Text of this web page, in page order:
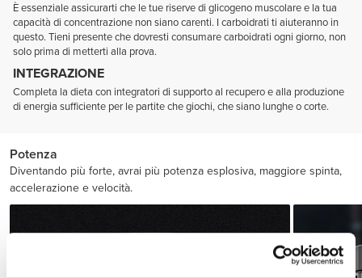
È essenziale assicurarti che le tue riserve di glicogeno muscolare e la tua
capacità di concentrazione non siano carenti. I carboidrati ti aiuteranno in
questo. Tieni presente che dovresti consumare carboidrati ogni giorno, non
solo prima di metterti alla prova.
INTEGRAZIONE
Completa la dieta con integratori di supporto al recupero e alla produzione
di energia sufficiente per le partite che giochi, che siano lunghe o corte.
Potenza
Diventando più forte, avrai più potenza esplosiva, maggiore spinta,
accelerazione e velocità.